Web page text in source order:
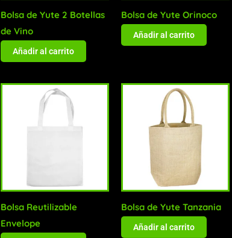
Bolsa de Yute 2 Botellas
de Vino
Añadir al carrito
Bolsa de Yute Orinoco
Añadir al carrito
Bolsa Reutilizable
Envelope
Bolsa de Yute Tanzania
Añadir al carrito